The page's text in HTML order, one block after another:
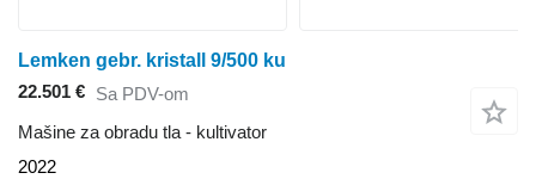
Lemken gebr. kristall 9/500 ku
22.501 € Sa PDV-om
Mašine za obradu tla - kultivator
2022